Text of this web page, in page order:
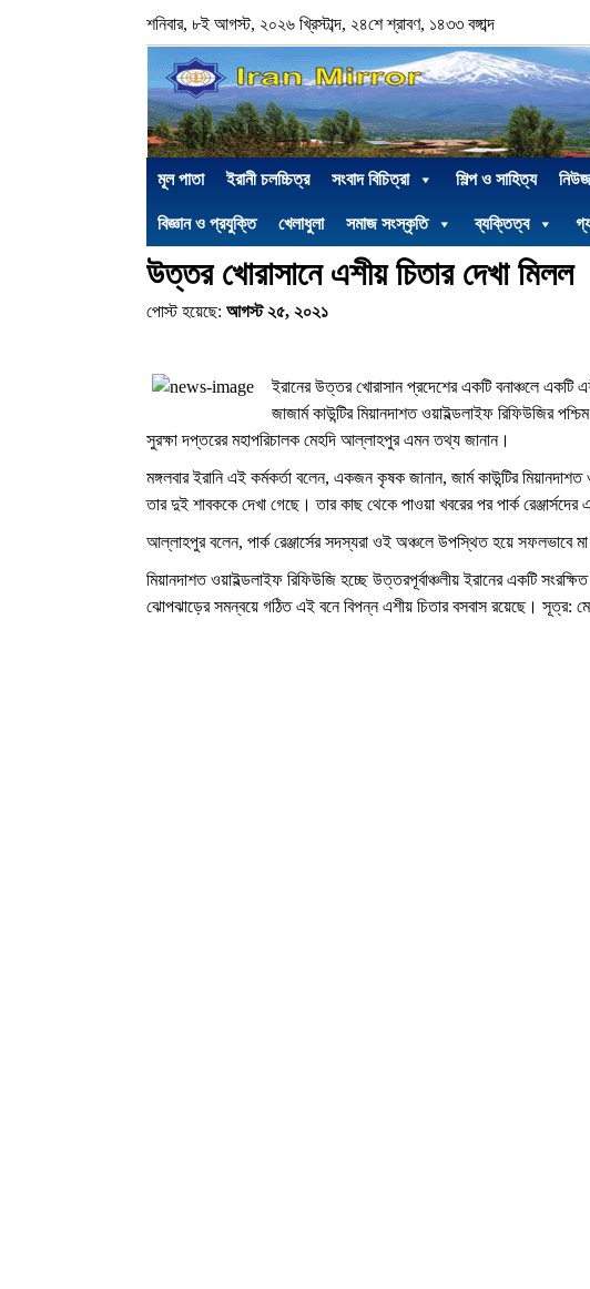
শনিবার, ৮ই আগস্ট, ২০২৬ খ্রিস্টাব্দ, ২৪শে শ্রাবণ, ১৪৩৩ বঙ্গাব্দ
মূল পাতা ইরানী চলচ্চিত্র সংবাদ বিচিত্রা শিল্প ও সাহিত্য
বিজ্ঞান ও প্রযুক্তি খেলাধুলা সমাজ সংস্কৃতি ব্যক্তিত্ব
উত্তর খোরাসানে এশীয় চিতার দেখা মিলল
পোস্ট হয়েছে: আগস্ট ২৫, ২০২১
ইরানের উত্তর খোরাসান প্রদেশের একটি বনাঞ্চলে একটি
জাজার্ম কাউন্টির মিয়ানদাশত ওয়াইল্ডলাইফ রিফিউজির
সুরক্ষা দপ্তরের মহাপরিচালক মেহদি আল্লাহপুর এমন তথ্য জানান।
মঙ্গলবার ইরানি এই কর্মকর্তা বলেন, একজন কৃষক জানান, জার্ম কাউন্টির
তার দুই শাবককে দেখা গেছে। তার কাছ থেকে পাওয়া খবরের পর পার্ক
আল্লাহপুর বলেন, পার্ক রেঞ্জার্সের সদস্যরা ওই অঞ্চলে উপস্থিত হয়ে সফলভাবে
মিয়ানদাশত ওয়াইল্ডলাইফ রিফিউজি হচ্ছে উত্তরপূর্বাঞ্চলীয় ইরানের একটি
ঝোপঝাড়ের সমন্বয়ে গঠিত এই বনে বিপন্ন এশীয় চিতার বসবাস রয়েছে। সূত্র: